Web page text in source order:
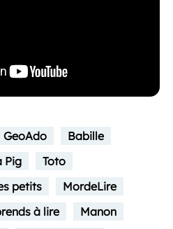
GeoAdo
Babille
Pig
Toto
petits
MordeLire
à lire
Manon